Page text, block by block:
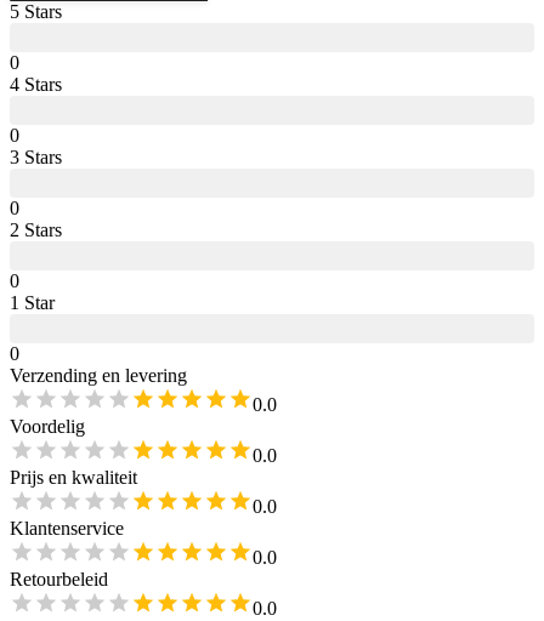
5 Stars
0
4 Stars
0
3 Stars
0
2 Stars
0
1 Star
0
Verzending en levering
0.0
Voordelig
0.0
Prijs en kwaliteit
0.0
Klantenservice
0.0
Retourbeleid
0.0